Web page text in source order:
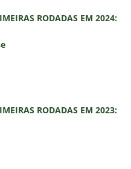
RODADAS EM 2024:
RODADAS EM 2023: